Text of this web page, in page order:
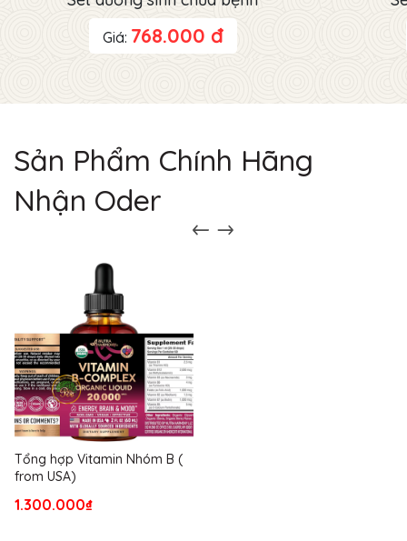
Giá: 768.000 đ
Sản Phẩm Chính Hãng
Nhận Oder
Tổng hợp Vitamin Nhóm B (
from USA)
1.300.000₫